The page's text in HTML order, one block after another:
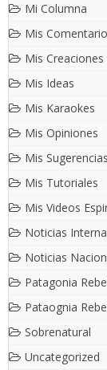
Mi Columna
Mis
Mis Creaciones
Mis Ideas
Mis Karaokes
Mis Opiniones
Mis Sugerencias
Mis Tutoriales
Mis Videos
Noticias
Noticias
Patagonia
Pataognia
Sobrenatural
Uncategorized